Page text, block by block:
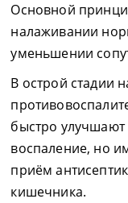
Основной
налаживании
уменьшении
В острой стадии
быстро
воспаление, но
приём
кишечника.